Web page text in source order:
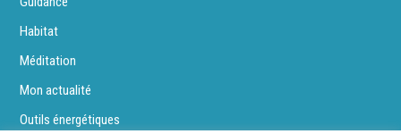
Habitat
Méditation
Mon actualité
Outils énergétiques